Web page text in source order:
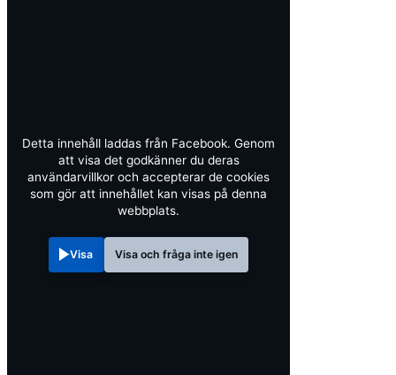
Detta innehåll laddas från Facebook. Genom
att visa det godkänner du deras
användarvillkor och accepterar de cookies
som gör att innehållet kan visas på denna
webbplats.
Visa Visa och fråga inte igen